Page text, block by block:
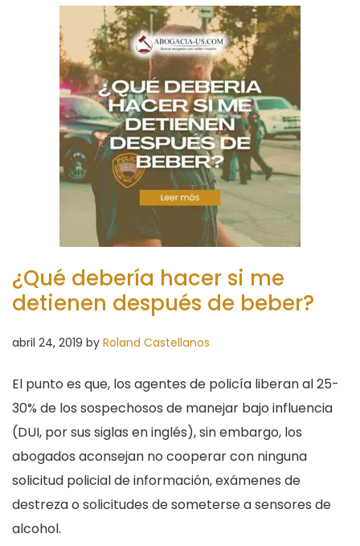
¿Qué debería hacer si me
detienen después de beber?
abril 24, 2019 by Roland Castellanos
El punto es que, los agentes de policía liberan al 25-
30% de los sospechosos de manejar bajo influencia
(DUI, por sus siglas en inglés), sin embargo, los
abogados aconsejan no cooperar con ninguna
solicitud policial de información, exámenes de
destreza o solicitudes de someterse a sensores de
alcohol.